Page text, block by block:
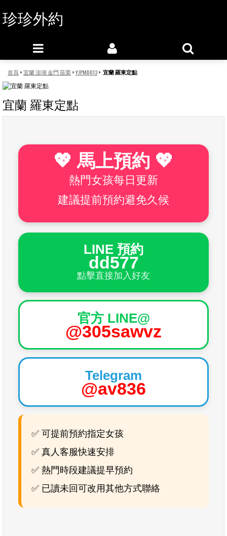
珍珍外約
首頁>宜蘭 澎湖 金門 苗栗>YJPMD013> 宜蘭 羅東定點
宜蘭 羅東定點
💖 馬上預約 💖
熱門女孩每日更新
建議提前預約避免久候
LINE 預約
dd577
點擊直接加入好友
官方 LINE@
@305sawvz
Telegram
@av836
✅ 可提前預約指定女孩
✅ 真人客服快速安排
✅ 熱門時段建議提早預約
✅ 已讀未回可改用其他方式聯絡